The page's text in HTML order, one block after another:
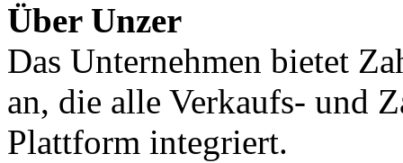
Über Unzer
Das Unternehmen bietet
an, die alle Verkaufs- und
Plattform integriert.